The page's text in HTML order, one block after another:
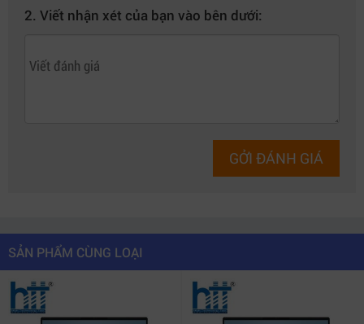
2. Viết nhận xét của bạn vào bên dưới:
GỞI ĐÁNH GIÁ
SẢN PHẨM CÙNG LOẠI